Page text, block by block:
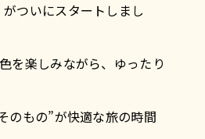
ついにスタートしまし
を楽しみながら、ゆったり
のもの”が快適な旅の時間